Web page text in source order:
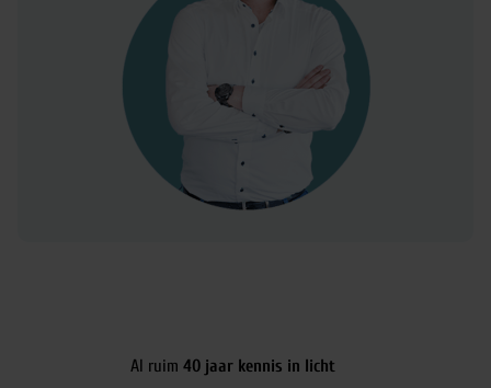
Al ruim 40 jaar kennis in licht